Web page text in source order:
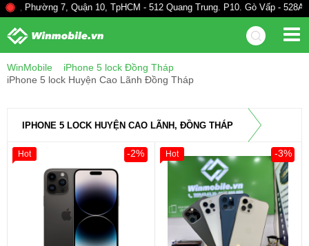
7, Quận 10, TpHCM - 512 Quang Trung. P10. Gò Vấp - 528A Trường
WinMobile
iPhone 5 lock Đồng Tháp
iPhone 5 lock Huyện Cao Lãnh Đồng Tháp
IPHONE 5 LOCK HUYỆN CAO LÃNH, ĐỒNG THÁP
-2%
Hot -3%
Hot